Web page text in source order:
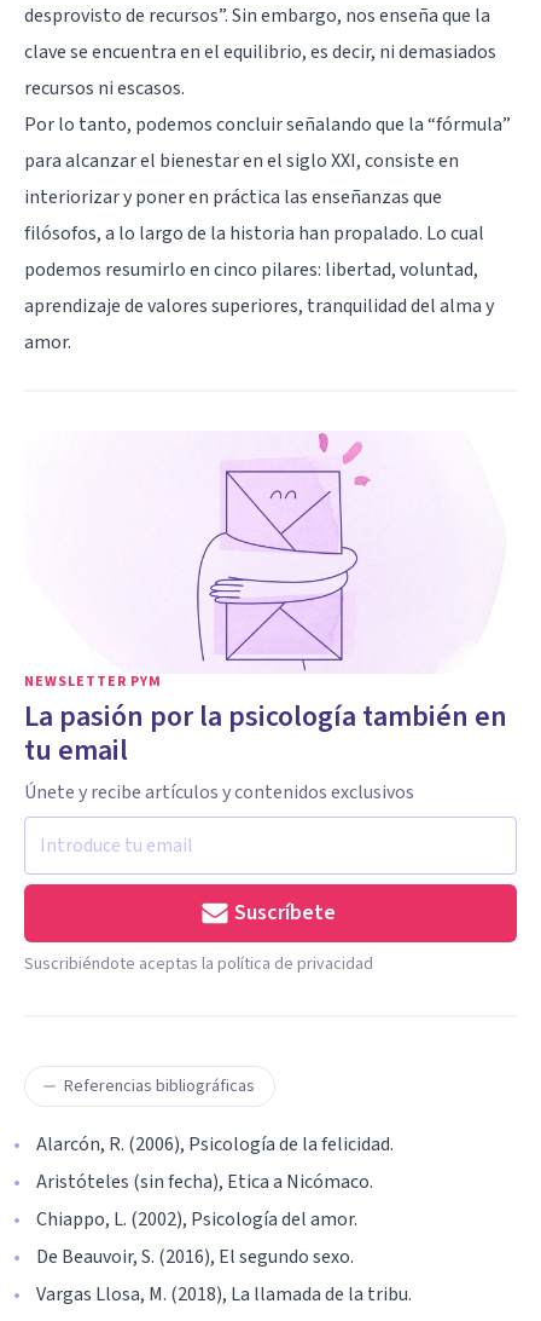
desprovisto de recursos”. Sin embargo, nos enseña que la
clave se encuentra en el equilibrio, es decir, ni demasiados
recursos ni escasos.
Por lo tanto, podemos concluir señalando que la “fórmula”
para alcanzar el bienestar en el siglo XXI, consiste en
interiorizar y poner en práctica las enseñanzas que
filósofos, a lo largo de la historia han propalado. Lo cual
podemos resumirlo en cinco pilares: libertad, voluntad,
aprendizaje de valores superiores, tranquilidad del alma y
amor.
NEWSLETTER PYM
La pasión por la psicología también en
tu email
Únete y recibe artículos y contenidos exclusivos
Suscríbete
Suscribiéndote aceptas la política de privacidad
Referencias bibliográficas
Alarcón, R. (2006), Psicología de la felicidad.
Aristóteles (sin fecha), Etica a Nicómaco.
Chiappo, L. (2002), Psicología del amor.
De Beauvoir, S. (2016), El segundo sexo.
Vargas Llosa, M. (2018), La llamada de la tribu.